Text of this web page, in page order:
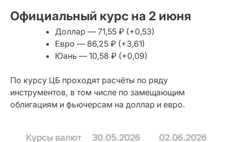
Официальный курс на 2 июня
Доллар — 71,55 ₽ (+0,53)
Евро — 86,25 ₽ (+3,61)
Юань — 10,58 ₽ (+0,09)
По курсу ЦБ проходят расчёты по ряду
инструментов, в том числе по замещающим
облигациям и фьючерсам на доллар и евро.